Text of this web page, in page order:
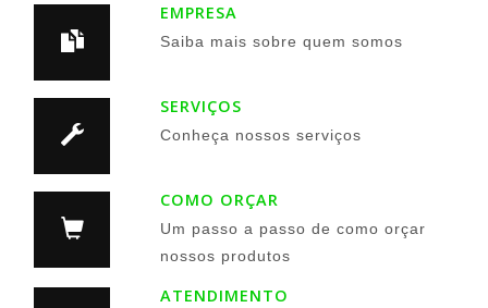
EMPRESA
Saiba mais sobre quem somos
SERVIÇOS
Conheça nossos serviços
COMO ORÇAR
Um passo a passo de como orçar
nossos produtos
ATENDIMENTO